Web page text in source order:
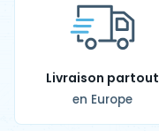
Livraison partout
en Europe